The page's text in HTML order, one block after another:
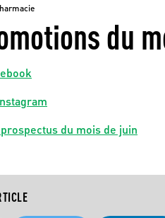
du
du mois de juin